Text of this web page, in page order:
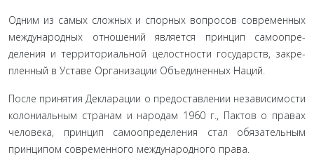
Одним из самых сложных и спорных вопросов современ­ных
международных отношений является принцип самоопре­
деления и территориальной целостности государств, закре­
пленный в Уставе Организации Объединенных Наций.
После принятия Декларации о предоставлении независи­мости
колониальным странам и народам 1960 г., Пактов о пра­вах
человека, принцип самоопределения стал обязательным
принципом современного международного права.